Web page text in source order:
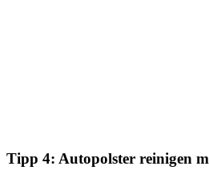
Tipp 4: Autopolster reinigen